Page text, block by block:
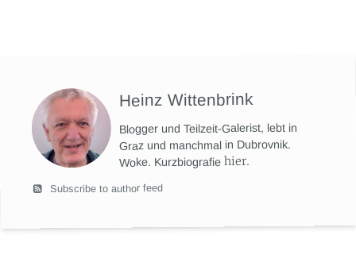
Heinz Wittenbrink
Blogger und Teilzeit-Galerist, lebt in
Graz und manchmal in Dubrovnik.
Woke. Kurzbiografiehier.
Subscribe to author feed